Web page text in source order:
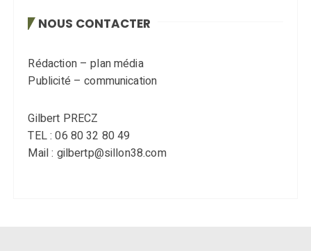
NOUS CONTACTER
Rédaction – plan média
Publicité – communication
Gilbert PRECZ
TEL : 06 80 32 80 49
Mail : gilbertp@sillon38.com